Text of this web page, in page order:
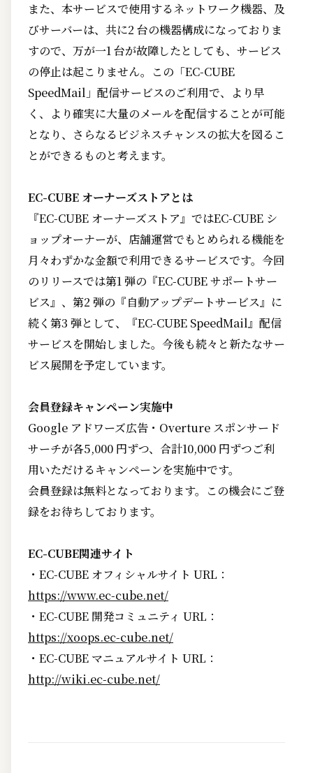
また、本サービスで使用するネットワーク機器、及
びサーバーは、共に2 台の機器構成になっておりま
すので、万が一1 台が故障したとしても、サービス
の停止は起こりません。この「EC-CUBE
SpeedMail」配信サービスのご利用で、より早
く、より確実に大量のメールを配信することが可能
となり、さらなるビジネスチャンスの拡大を図るこ
とができるものと考えます。
EC-CUBE オーナーズストアとは
『EC-CUBE オーナーズストア』ではEC-CUBE シ
ョップオーナーが、店舗運営でもとめられる機能を
月々わずかな金額で利用できるサービスです。今回
のリリースでは第1 弾の『EC-CUBE サポートサー
ビス』、第2 弾の『自動アップデートサービス』に
続く第3 弾として、『EC-CUBE SpeedMail』配信
サービスを開始しました。今後も続々と新たなサー
ビス展開を予定しています。
会員登録キャンペーン実施中
Google アドワーズ広告・Overture スポンサード
サーチが各5,000 円ずつ、合計10,000 円ずつご利
用いただけるキャンペーンを実施中です。
会員登録は無料となっております。この機会にご登
録をお待ちしております。
EC-CUBE関連サイト
・EC-CUBE オフィシャルサイト URL：
https://www.ec-cube.net/
・EC-CUBE 開発コミュニティ URL：
https://xoops.ec-cube.net/
・EC-CUBE マニュアルサイト URL：
http://wiki.ec-cube.net/